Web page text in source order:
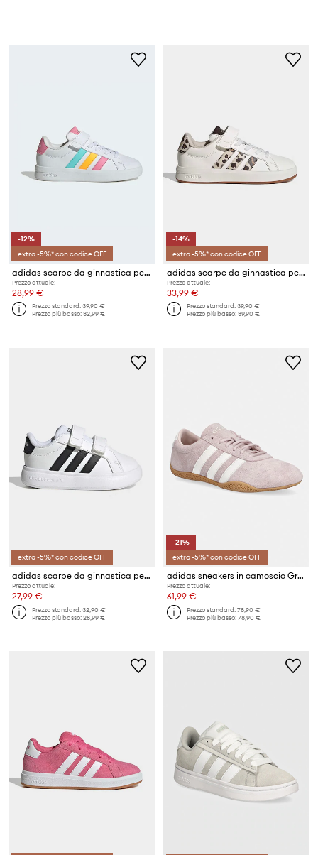
-12%
extra -5%* con codice OFF
adidas scarpe da ginnastica per bambini GRAND COURT 3.0
Prezzo attuale:
28,99 €
Prezzo standard:39,90 €
Prezzo più basso:32,99 €
-14%
extra -5%* con codice OFF
adidas scarpe da ginnastica per bambini GRAND COURT 3.0
Prezzo attuale:
33,99 €
Prezzo standard:39,90 €
Prezzo più basso:39,90 €
extra -5%* con codice OFF
adidas scarpe da ginnastica per bambini GRAND COURT 3.0
Prezzo attuale:
27,99 €
Prezzo standard:32,90 €
Prezzo più basso:28,99 €
-21%
extra -5%* con codice OFF
adidas sneakers in camoscio Grand Court
Prezzo attuale:
61,99 €
Prezzo standard:78,90 €
Prezzo più basso:78,90 €